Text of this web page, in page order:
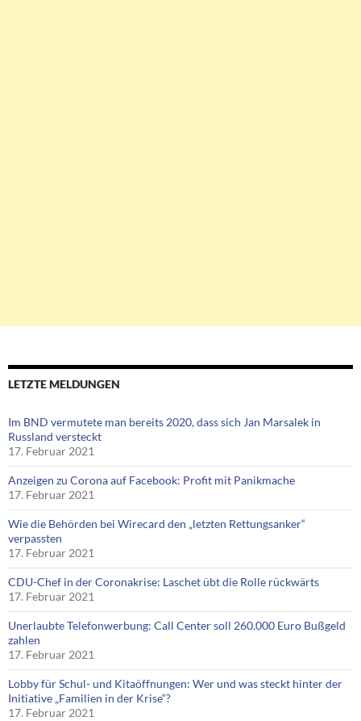
LETZTE MELDUNGEN
Im BND vermutete man bereits 2020, dass sich Jan Marsalek in
Russland versteckt
17. Februar 2021
Anzeigen zu Corona auf Facebook: Profit mit Panikmache
17. Februar 2021
Wie die Behörden bei Wirecard den „letzten Rettungsanker“
verpassten
17. Februar 2021
CDU-Chef in der Coronakrise: Laschet übt die Rolle rückwärts
17. Februar 2021
Unerlaubte Telefonwerbung: Call Center soll 260.000 Euro Bußgeld
zahlen
17. Februar 2021
Lobby für Schul- und Kitaöffnungen: Wer und was steckt hinter der
Initiative „Familien in der Krise“?
17. Februar 2021